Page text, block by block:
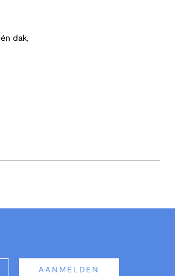
dak,
AANMELDEN